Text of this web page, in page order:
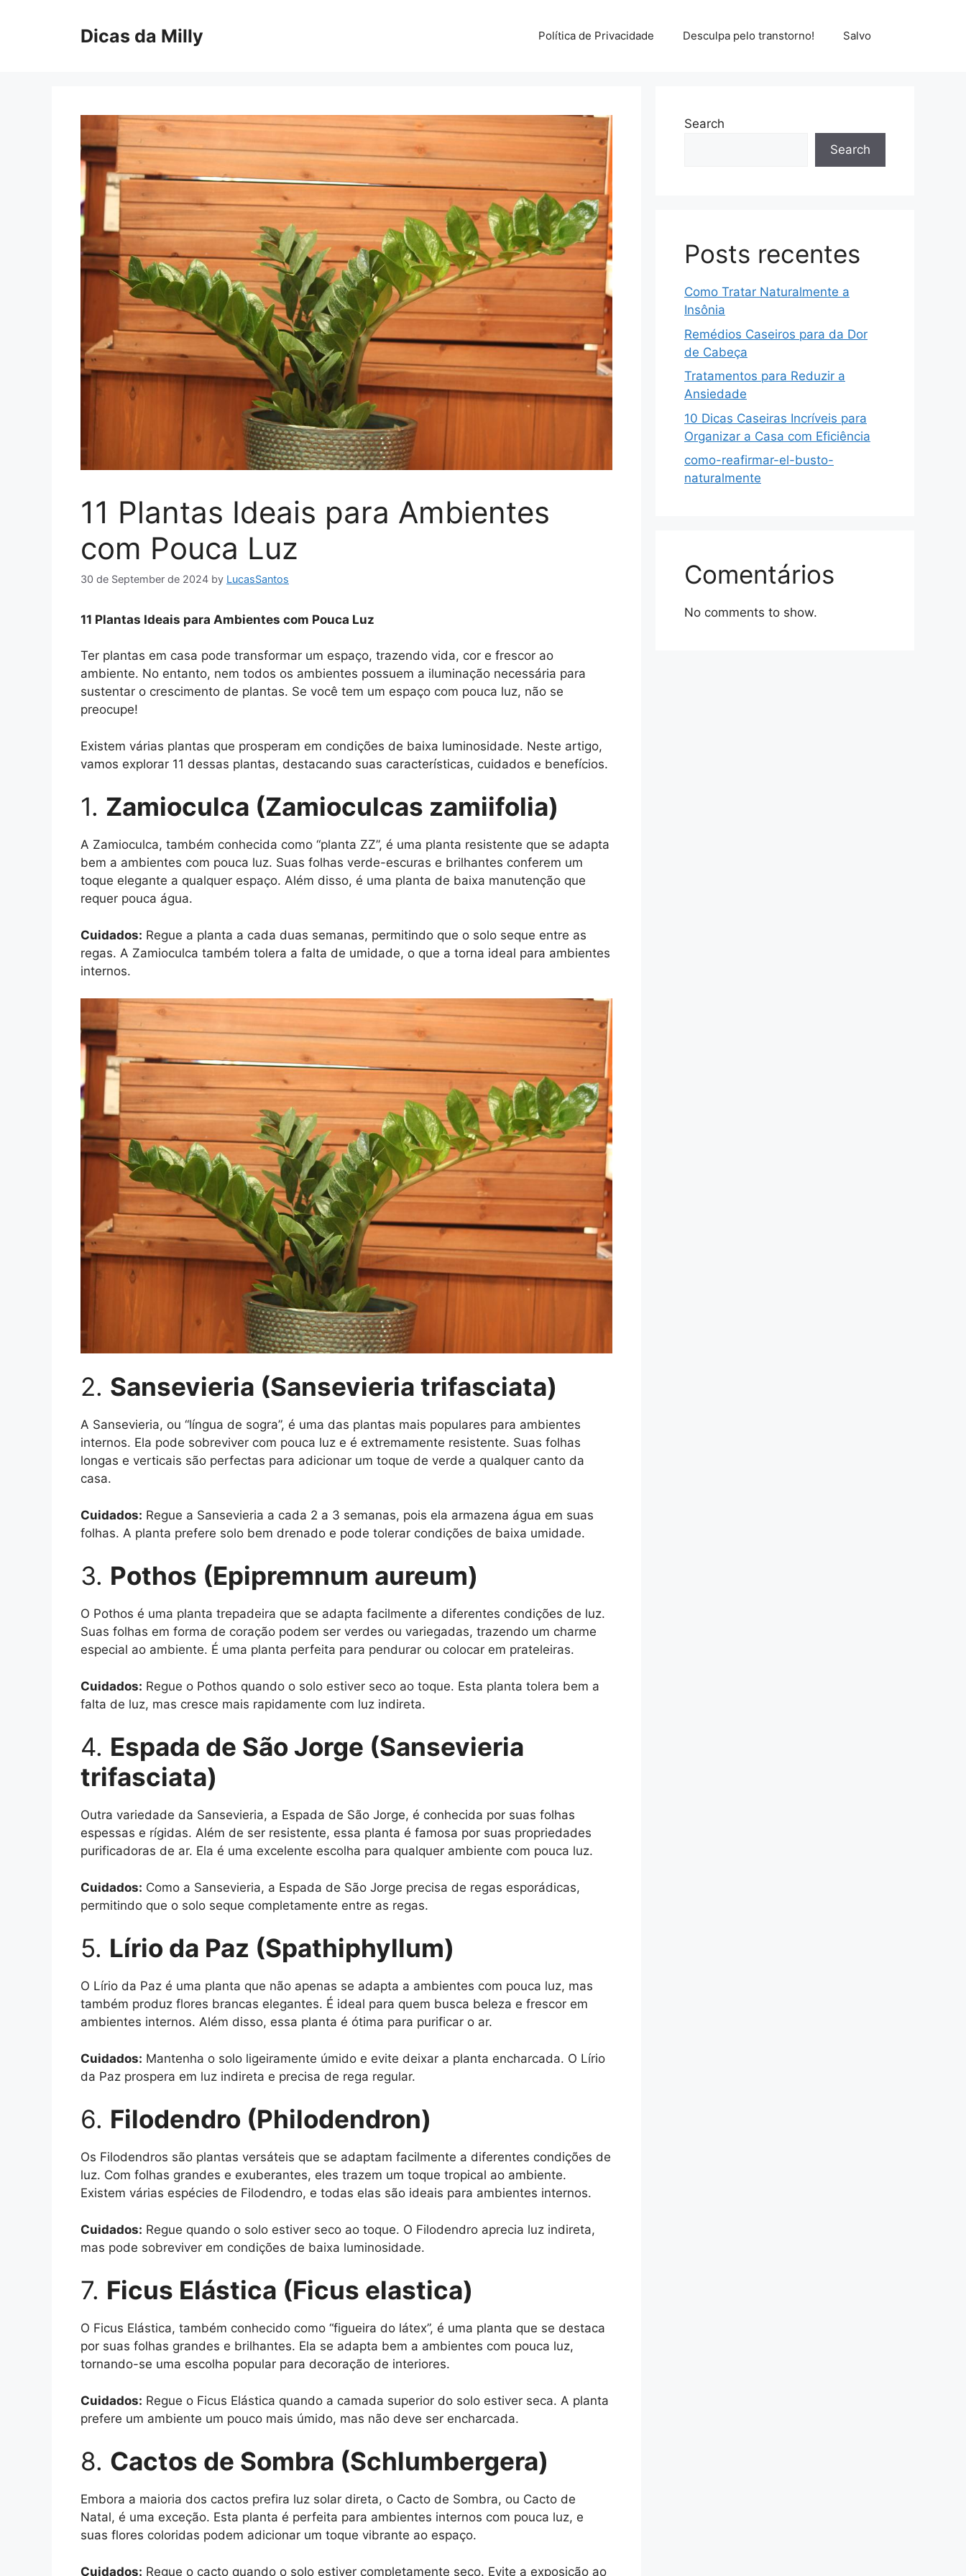
Dicas da Milly Política de Privacidade Desculpa pelo transtorno! Salvo
11 Plantas Ideais para Ambientes
com Pouca Luz
30 de September de 2024 by LucasSantos
11 Plantas Ideais para Ambientes com Pouca Luz
Ter plantas em casa pode transformar um espaço, trazendo vida, cor e frescor ao
ambiente. No entanto, nem todos os ambientes possuem a iluminação necessária para
sustentar o crescimento de plantas. Se você tem um espaço com pouca luz, não se
preocupe!
Existem várias plantas que prosperam em condições de baixa luminosidade. Neste artigo,
vamos explorar 11 dessas plantas, destacando suas características, cuidados e benefícios.
1. Zamioculca (Zamioculcas zamiifolia)
A Zamioculca, também conhecida como “planta ZZ”, é uma planta resistente que se adapta
bem a ambientes com pouca luz. Suas folhas verde-escuras e brilhantes conferem um
toque elegante a qualquer espaço. Além disso, é uma planta de baixa manutenção que
requer pouca água.
Cuidados: Regue a planta a cada duas semanas, permitindo que o solo seque entre as
regas. A Zamioculca também tolera a falta de umidade, o que a torna ideal para ambientes
internos.
2. Sansevieria (Sansevieria trifasciata)
A Sansevieria, ou “língua de sogra”, é uma das plantas mais populares para ambientes
internos. Ela pode sobreviver com pouca luz e é extremamente resistente. Suas folhas
longas e verticais são perfectas para adicionar um toque de verde a qualquer canto da
casa.
Cuidados: Regue a Sansevieria a cada 2 a 3 semanas, pois ela armazena água em suas
folhas. A planta prefere solo bem drenado e pode tolerar condições de baixa umidade.
3. Pothos (Epipremnum aureum)
O Pothos é uma planta trepadeira que se adapta facilmente a diferentes condições de luz.
Suas folhas em forma de coração podem ser verdes ou variegadas, trazendo um charme
especial ao ambiente. É uma planta perfeita para pendurar ou colocar em prateleiras.
Cuidados: Regue o Pothos quando o solo estiver seco ao toque. Esta planta tolera bem a
falta de luz, mas cresce mais rapidamente com luz indireta.
4. Espada de São Jorge (Sansevieria
trifasciata)
Outra variedade da Sansevieria, a Espada de São Jorge, é conhecida por suas folhas
espessas e rígidas. Além de ser resistente, essa planta é famosa por suas propriedades
purificadoras de ar. Ela é uma excelente escolha para qualquer ambiente com pouca luz.
Cuidados: Como a Sansevieria, a Espada de São Jorge precisa de regas esporádicas,
permitindo que o solo seque completamente entre as regas.
5. Lírio da Paz (Spathiphyllum)
O Lírio da Paz é uma planta que não apenas se adapta a ambientes com pouca luz, mas
também produz flores brancas elegantes. É ideal para quem busca beleza e frescor em
ambientes internos. Além disso, essa planta é ótima para purificar o ar.
Cuidados: Mantenha o solo ligeiramente úmido e evite deixar a planta encharcada. O Lírio
da Paz prospera em luz indireta e precisa de rega regular.
6. Filodendro (Philodendron)
Os Filodendros são plantas versáteis que se adaptam facilmente a diferentes condições de
luz. Com folhas grandes e exuberantes, eles trazem um toque tropical ao ambiente.
Existem várias espécies de Filodendro, e todas elas são ideais para ambientes internos.
Cuidados: Regue quando o solo estiver seco ao toque. O Filodendro aprecia luz indireta,
mas pode sobreviver em condições de baixa luminosidade.
7. Ficus Elástica (Ficus elastica)
O Ficus Elástica, também conhecido como “figueira do látex”, é uma planta que se destaca
por suas folhas grandes e brilhantes. Ela se adapta bem a ambientes com pouca luz,
tornando-se uma escolha popular para decoração de interiores.
Cuidados: Regue o Ficus Elástica quando a camada superior do solo estiver seca. A planta
prefere um ambiente um pouco mais úmido, mas não deve ser encharcada.
8. Cactos de Sombra (Schlumbergera)
Embora a maioria dos cactos prefira luz solar direta, o Cacto de Sombra, ou Cacto de
Natal, é uma exceção. Esta planta é perfeita para ambientes internos com pouca luz, e
suas flores coloridas podem adicionar um toque vibrante ao espaço.
Cuidados: Regue o cacto quando o solo estiver completamente seco. Evite a exposição ao
Search
Search
Posts recentes
Como Tratar Naturalmente a
Insônia
Remédios Caseiros para da Dor
de Cabeça
Tratamentos para Reduzir a
Ansiedade
10 Dicas Caseiras Incríveis para
Organizar a Casa com Eficiência
como-reafirmar-el-busto-
naturalmente
Comentários
No comments to show.